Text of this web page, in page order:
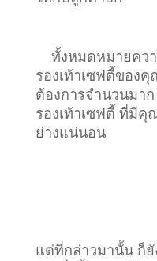
ทั้งหมดหมายควา
รองเท้าเซฟตี้ของ
ต้องการจำนวนมา
รองเท้าเซฟตี้ ที่มีคุ
ย่างแน่นอน
แต่ที่กล่าวมานั้น ก็ยั